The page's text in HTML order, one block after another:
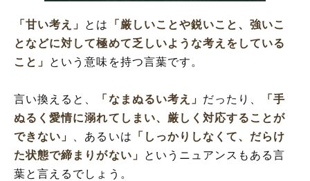
「甘い考え」 とは
「厳しいことや鋭いこと、強いこ
となどに対して極めて乏しいような考えをしている
こと」
という意味を持つ言葉です。
言い換えると、 「なまぬるい考え」 だったり、
「手
ぬるく愛情に溺れてしまい、厳しく対応することが
できない」
、あるいは 「しっかりしなくて、だらけ
た状態で締まりがない」
というニュアンスもある言
葉と言えるでしょう。